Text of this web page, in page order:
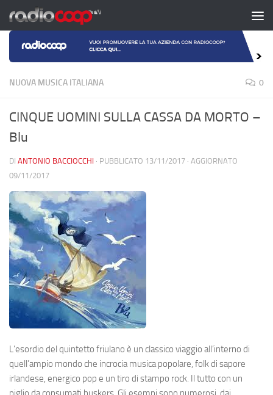
Salta al contenuto
NUOVA MUSICA ITALIANA 0
CINQUE UOMINI SULLA CASSA DA MORTO –
Blu
DI ANTONIO BACCIOCCHI · PUBBLICATO 13/11/2017 · AGGIORNATO
09/11/2017
L’esordio del quintetto friulano è un classico viaggio all’interno di
quell’ampio mondo che incrocia musica popolare, folk di sapore
irlandese, energico pop e un tiro di stampo rock. Il tutto con un